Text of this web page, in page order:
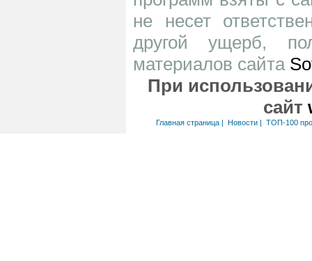
не несет
другой ущерб,
материалов сайта
При
сайт
Главная страница| Новости| ТОП-100